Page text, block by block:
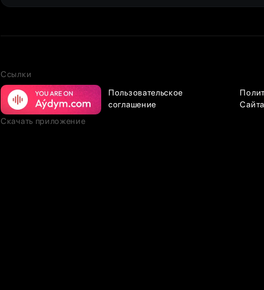
Ссылки
Пользовательское
соглашение
Сайта
Скачать приложение